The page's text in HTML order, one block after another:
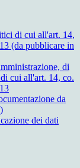
di cui all'art. 14,
(da pubblicare in
di
cui all'art. 14, co.
da
dei dati